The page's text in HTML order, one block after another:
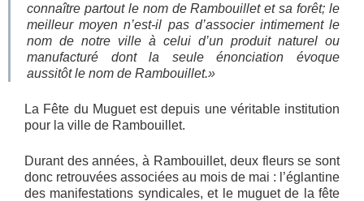
connaître partout le nom de Rambouillet et sa forêt; le
meilleur moyen n’est-il pas d’associer intimement le
nom de notre ville à celui d’un produit naturel ou
manufacturé dont la seule énonciation évoque
aussitôt le nom de Rambouillet.»
La Fête du Muguet est depuis une véritable institution
pour la ville de Rambouillet.
Durant des années, à Rambouillet, deux fleurs se sont
donc retrouvées associées au mois de mai : l’églantine
des manifestations syndicales, et le muguet de la fête